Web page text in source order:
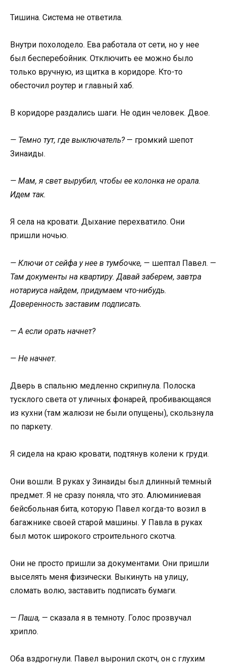
Тишина. Система не ответила.
Внутри похолодело. Ева работала от сети, но у нее
был бесперебойник. Отключить ее можно было
только вручную, из щитка в коридоре. Кто-то
обесточил роутер и главный хаб.
В коридоре раздались шаги. Не один человек. Двое.
— Темно тут, где выключатель?— громкий шепот
Зинаиды.
— Мам, я свет вырубил, чтобы ее колонка не орала.
Идем так.
Я села на кровати. Дыхание перехватило. Они
пришли ночью.
— Ключи от сейфа у нее в тумбочке, — шептал Павел. —
Там документы на квартиру. Давай заберем, завтра
нотариуса найдем, придумаем что-нибудь.
Доверенность заставим подписать.
— А если орать начнет?
— Не начнет.
Дверь в спальню медленно скрипнула. Полоска
тусклого света от уличных фонарей, пробивающаяся
из кухни (там жалюзи не были опущены), скользнула
по паркету.
Я сидела на краю кровати, подтянув колени к груди.
Они вошли. В руках у Зинаиды был длинный темный
предмет. Я не сразу поняла, что это. Алюминиевая
бейсбольная бита, которую Павел когда-то возил в
багажнике своей старой машины. У Павла в руках
был моток широкого строительного скотча.
Они не просто пришли за документами. Они пришли
выселять меня физически. Выкинуть на улицу,
сломать волю, заставить подписать бумаги.
— Паша, — сказала я в темноту. Голос прозвучал
хрипло.
Оба вздрогнули. Павел выронил скотч, он с глухим